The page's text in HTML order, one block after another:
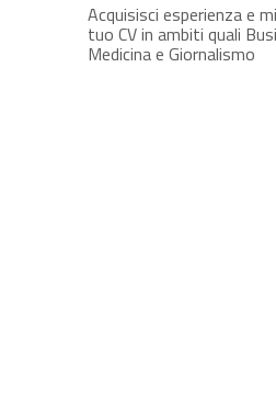
Acquisisci esperienza e
tuo CV in ambiti quali
Medicina e Giornalismo